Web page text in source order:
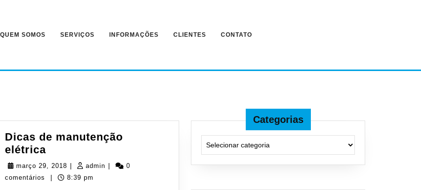
QUEM SOMOS SERVIÇOS INFORMAÇÕES CLIENTES CONTATO
Dicas de manutenção
elétricaDicas
de
manutenção
março 29, 2018 março
29,
admin admin0
comentários
8:39 pm
Categorias